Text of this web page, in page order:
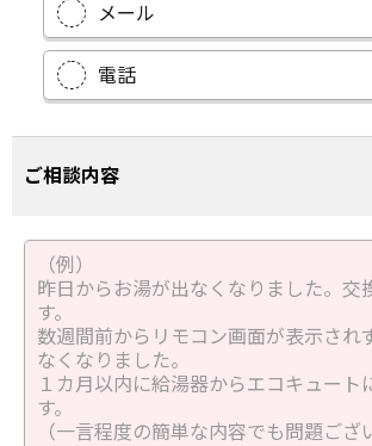
メール
電話
ご相談内容